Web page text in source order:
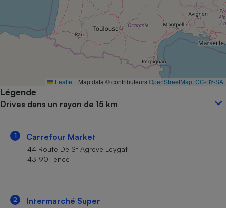
Leaflet | Map data © contributeursOpenStreetMap CC-BY-SA
Légende
Drives dans un rayon de 15 km
1 Carrefour Market
44 Route De St Agreve Leygat
43190 Tence
2 Intermarché Super
Complément
alimentaire
Assurance emprunteur
Petit électroménager -
Mutuelle